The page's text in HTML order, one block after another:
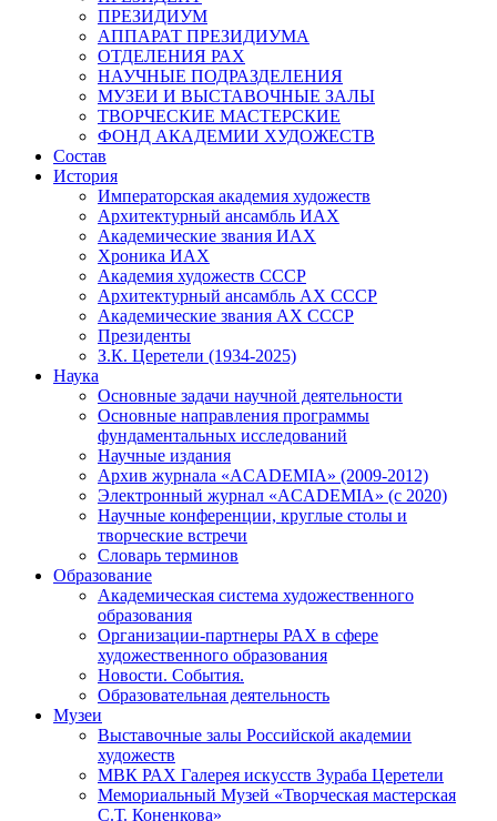
ПРЕЗИДИУМ
АППАРАТ ПРЕЗИДИУМА
ОТДЕЛЕНИЯ РАХ
НАУЧНЫЕ ПОДРАЗДЕЛЕНИЯ
МУЗЕИ И ВЫСТАВОЧНЫЕ ЗАЛЫ
ТВОРЧЕСКИЕ МАСТЕРСКИЕ
ФОНД АКАДЕМИИ ХУДОЖЕСТВ
Состав
История
Императорская академия художеств
Архитектурный ансамбль ИАХ
Академические звания ИАХ
Хроника ИАХ
Академия художеств СССР
Архитектурный ансамбль АХ СССР
Академические звания АХ СССР
Президенты
З.К. Церетели (1934-2025)
Наука
Основные задачи научной деятельности
Основные направления программы
фундаментальных исследований
Научные издания
Архив журнала «ACADEMIA» (2009-2012)
Электронный журнал «ACADEMIA» (с 2020)
Научные конференции, круглые столы и
творческие встречи
Словарь терминов
Образование
Академическая система художественного
образования
Организации-партнеры РАХ в сфере
художественного образования
Новости. События.
Образовательная деятельность
Музеи
Выставочные залы Российской академии
художеств
МВК РАХ Галерея искусств Зураба Церетели
Мемориальный Музей «Творческая мастерская
С.Т. Коненкова»